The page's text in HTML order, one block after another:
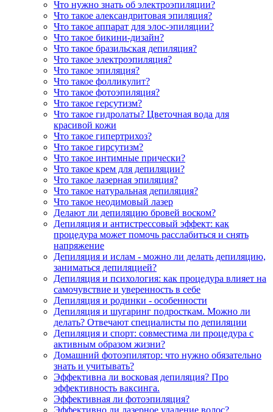
Что нужно знать об электроэпиляции?
Что такое александритовая эпиляция?
Что такое аппарат для элос-эпиляции?
Что такое бикини-дизайн?
Что такое бразильская депиляция?
Что такое электроэпиляция?
Что такое эпиляция?
Что такое фолликулит?
Что такое фотоэпиляция?
Что такое герсутизм?
Что такое гидролаты? Цветочная вода для
красивой кожи
Что такое гипертрихоз?
Что такое гирсутизм?
Что такое интимные прически?
Что такое крем для депиляции?
Что такое лазерная эпиляция?
Что такое натуральная депиляция?
Что такое неодимовый лазер
Делают ли депиляцию бровей воском?
Депиляция и антистрессовый эффект: как
процедура может помочь расслабиться и снять
напряжение
Депиляция и ислам - можно ли делать депиляцию,
заниматься депиляцией?
Депиляция и психология: как процедура влияет на
самочувствие и уверенность в себе
Депиляция и родинки - особенности
Депиляция и шугаринг подросткам. Можно ли
делать? Отвечают специалисты по депиляции
Депиляция и спорт: совместима ли процедура с
активным образом жизни?
Домашний фотоэпилятор: что нужно обязательно
знать и учитывать?
Эффективна ли восковая депиляция? Про
эффективность ваксинга.
Эффективная ли фотоэпиляция?